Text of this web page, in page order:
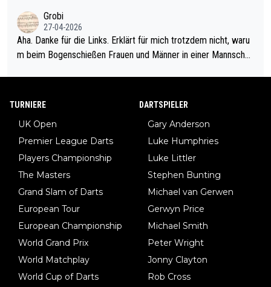
diese könnten teils wirksam behandelt werden! Dafür müsste
man nur zum Neurologen und nicht zum Mentaltrainer gehen…
Grobi
27-04-2026
Aha. Danke für die Links. Erklärt für mich trotzdem nicht, waru
m beim Bogenschießen Frauen und Männer in einer Mannschaf
rlichkeit vorausgesetzt ist. Gilt sogar bei den olympischen Spie
ftigt sich ausführlich, sachlich und absolut nachvollziehbar mit
dem Thema.
TURNIERE
UK Open
Premier League Darts
Players Championship
The Masters
Grand Slam of Darts
European Tour
European Championship
World Grand Prix
World Matchplay
World Cup of Darts
DARTSPIELER
Gary Anderson
Luke Humphries
Luke Littler
Stephen Bunting
Michael van Gerwen
Gerwyn Price
Michael Smith
Peter Wright
Jonny Clayton
Rob Cross